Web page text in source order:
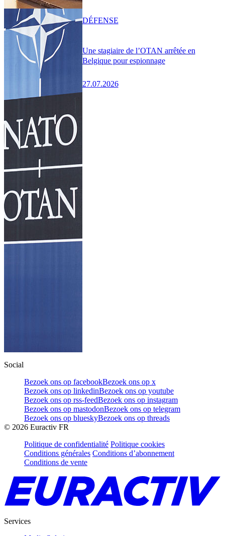
Une stagiaire de l’OTAN arrêtée en
Belgique pour espionnage
27.07.2026
DÉFENSE
Social
Bezoek ons op facebookBezoek ons op x
Bezoek ons op linkedinBezoek ons op youtube
Bezoek ons op rss-feedBezoek ons op instagram
Bezoek ons op mastodonBezoek ons op telegram
Bezoek ons op blueskyBezoek ons op threads
© 2026 Euractiv FR
Politique de confidentialité Politique cookies
Conditions générales Conditions d’abonnement
Conditions de vente
Services